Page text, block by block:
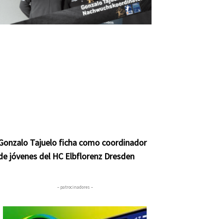
Tajuelo ficha como coordinador
jóvenes del HC Elbflorenz Dresden
– patrocinadores –